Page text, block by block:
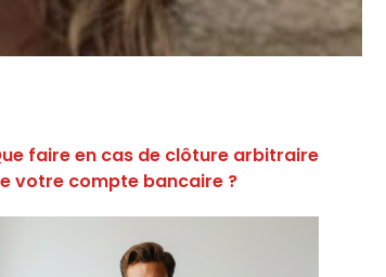
faire en cas de clôture arbitraire
votre compte bancaire ?